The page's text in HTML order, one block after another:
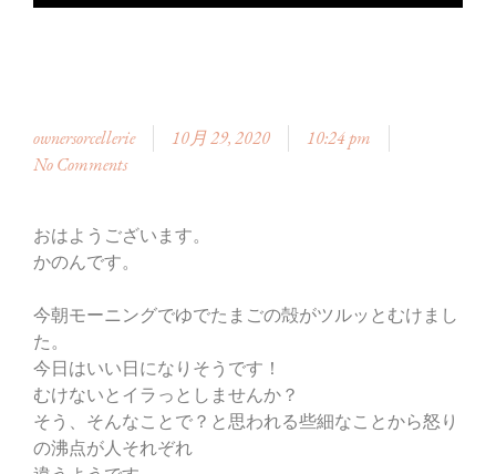
ownersorcellerie 10月 29, 2020
10:24 pm
No Comments
おはようございます。
かのんです。
今朝モーニングでゆでたまごの殻がツルッとむけまし
た。
今日はいい日になりそうです！
むけないとイラっとしませんか？
そう、そんなことで？と思われる些細なことから怒り
の沸点が人それぞれ